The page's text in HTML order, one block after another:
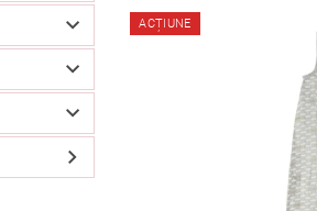
METODE DE PLATĂ
ACȚIUNE